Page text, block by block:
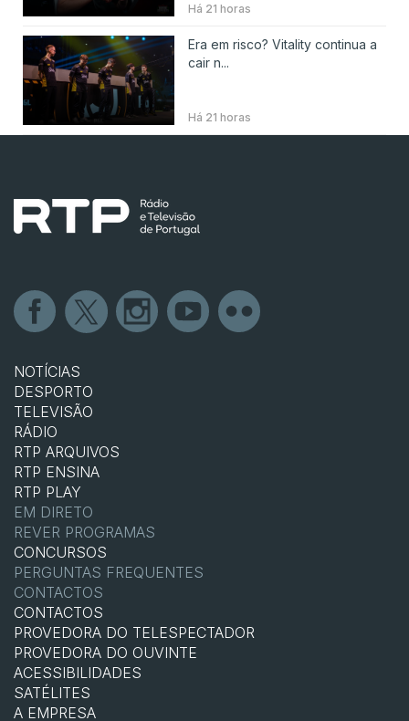
Há 21 horas
Era em risco? Vitality continua a
cair n...
Há 21 horas
NOTÍCIAS
DESPORTO
TELEVISÃO
RÁDIO
RTP ARQUIVOS
RTP ENSINA
RTP PLAY
EM DIRETO
REVER PROGRAMAS
CONCURSOS
PERGUNTAS FREQUENTES
CONTACTOS
CONTACTOS
PROVEDORA DO TELESPECTADOR
PROVEDORA DO OUVINTE
ACESSIBILIDADES
SATÉLITES
A EMPRESA